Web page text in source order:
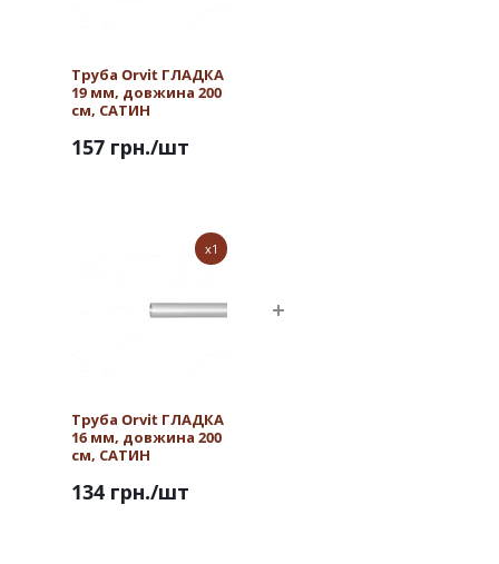
Труба Orvit ГЛАДКА
19 мм, довжина 200
см, САТИН
157 грн./шт
x1
Труба Orvit ГЛАДКА
16 мм, довжина 200
см, САТИН
134 грн./шт